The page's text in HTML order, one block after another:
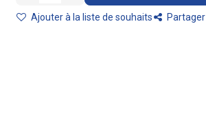
Ajouter à la liste de souhaits Partager